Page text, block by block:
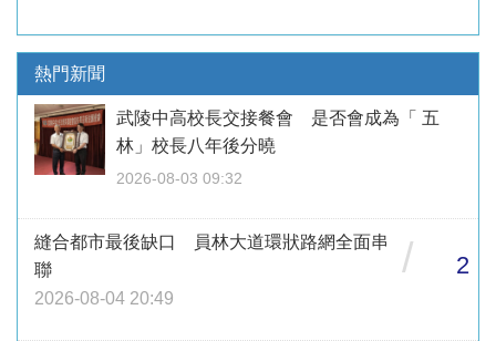
熱門新聞
武陵中高校長交接餐會 是否會成為「 五
林」校長八年後分曉
2026-08-03 09:32
縫合都市最後缺口 員林大道環狀路網全面串
聯
2026-08-04 20:49
/ 2